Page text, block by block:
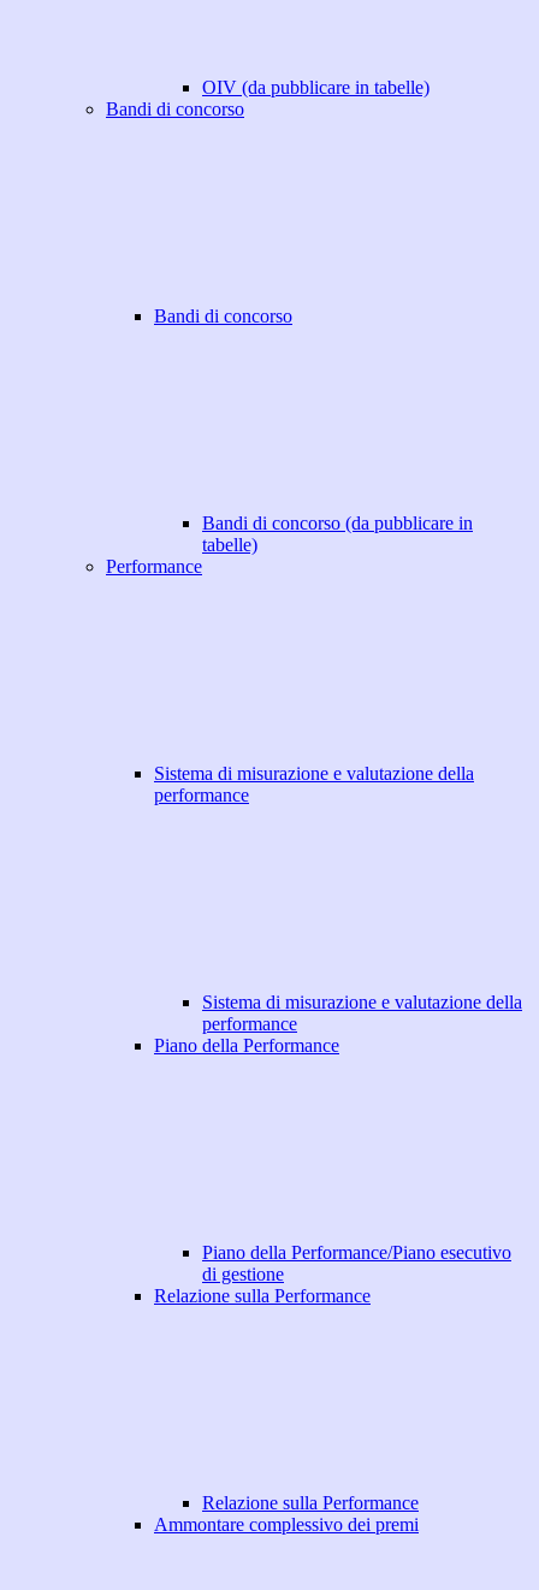
OIV (da pubblicare in tabelle)
Bandi di concorso
Bandi di concorso
Bandi di concorso (da pubblicare in
tabelle)
Performance
Sistema di misurazione e valutazione della
performance
Sistema di misurazione e valutazione della
performance
Piano della Performance
Piano della Performance/Piano esecutivo
di gestione
Relazione sulla Performance
Relazione sulla Performance
Ammontare complessivo dei premi